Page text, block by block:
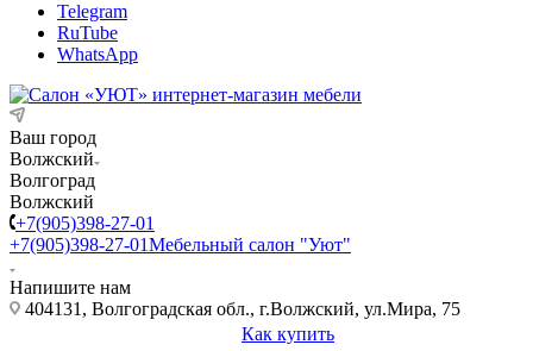
Telegram
RuTube
WhatsApp
Ваш город
Волжский
Волгоград
Волжский
+7(905)398-27-01
+7(905)398-27-01Мебельный салон "Уют"
Напишите нам
404131, Волгоградская обл., г.Волжский, ул.Мира, 75
Как купить